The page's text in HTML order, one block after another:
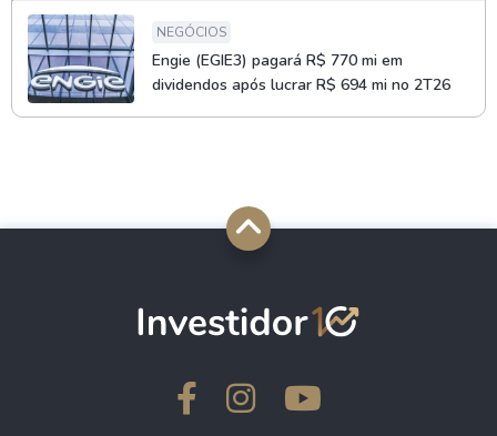
NEGÓCIOS
Engie (EGIE3) pagará R$ 770 mi em
dividendos após lucrar R$ 694 mi no 2T26